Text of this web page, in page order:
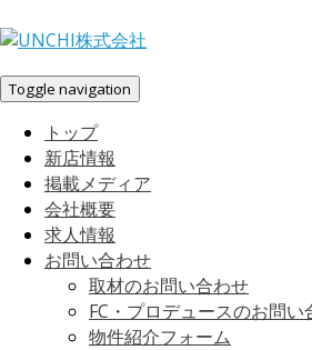
Toggle navigation
トップ
新店情報
掲載メディア
会社概要
求人情報
お問い合わせ
取材のお問い合わせ
FC・プロデュースのお問い
物件紹介フォーム